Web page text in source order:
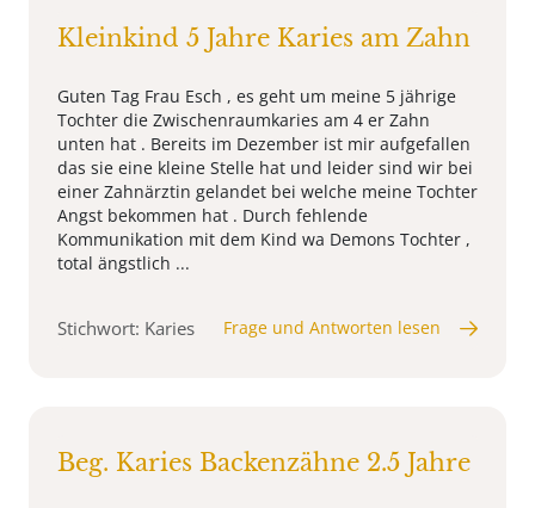
Kleinkind 5 Jahre Karies am Zahn
Guten Tag Frau Esch , es geht um meine 5 jährige
Tochter die Zwischenraumkaries am 4 er Zahn
unten hat . Bereits im Dezember ist mir aufgefallen
das sie eine kleine Stelle hat und leider sind wir bei
einer Zahnärztin gelandet bei welche meine Tochter
Angst bekommen hat . Durch fehlende
Kommunikation mit dem Kind wa Demons Tochter ,
total ängstlich ...
Stichwort: Karies Frage und Antworten lesen
Beg. Karies Backenzähne 2.5 Jahre